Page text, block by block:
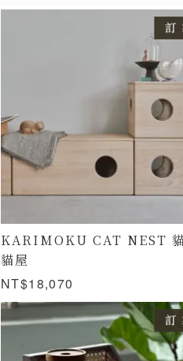
KARIMOKU CAT NEST
貓屋
NT$18,070